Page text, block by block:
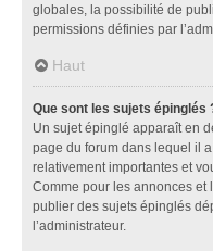
globales, la possibilité de
permissions définies par
Haut
Que sont les sujets épinglés
Un sujet épinglé apparaît en
page du forum dans lequel il
relativement importantes et
Comme pour les annonces
publier des sujets épinglés
l’administrateur.